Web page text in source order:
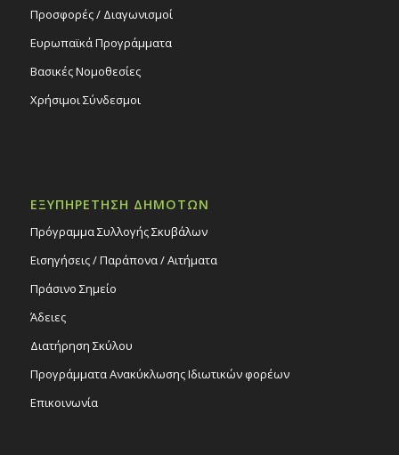
Προσφορές / Διαγωνισμοί
Ευρωπαϊκά Προγράμματα
Βασικές Νομοθεσίες
Χρήσιμοι Σύνδεσμοι
ΕΞΥΠΗΡΕΤΗΣΗ ΔΗΜΟΤΩΝ
Πρόγραμμα Συλλογής Σκυβάλων
Εισηγήσεις / Παράπονα / Αιτήματα
Πράσινο Σημείο
Άδειες
Διατήρηση Σκύλου
Προγράμματα Ανακύκλωσης Ιδιωτικών φορέων
Επικοινωνία